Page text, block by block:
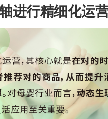
进行精细化运